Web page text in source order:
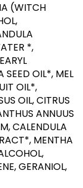
(WITCH
*,
SEED OIL*, MEL
OIL*,
OIL, CITRUS
ANNUUS
CALENDULA
MENTHA
GERANIOL,